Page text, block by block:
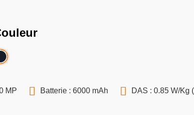
MP Batterie : 6000 mAh DAS : 0.85 W/Kg